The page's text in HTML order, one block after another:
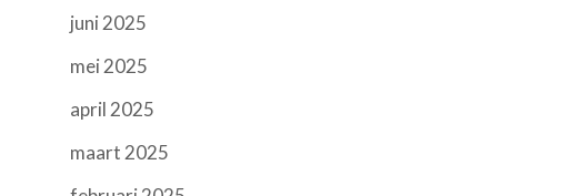
juni 2025
mei 2025
april 2025
maart 2025